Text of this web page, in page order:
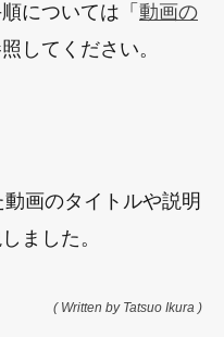
については「 動画の
してください。
画のタイトルや説明
ました。
( Written by Tatsuo Ikura )